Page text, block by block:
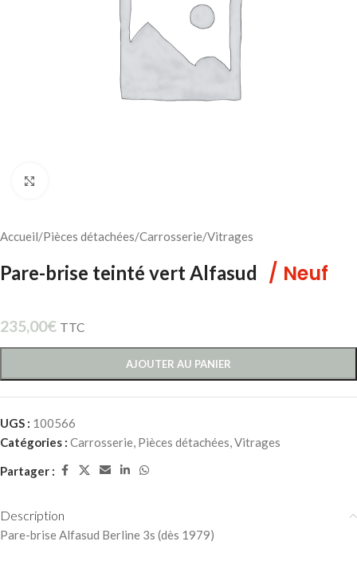
Accueil/Pièces détachées/Carrosserie/Vitrages
Pare-brise teinté vert Alfasud / Neuf
235,00€ TTC
AJOUTER AU PANIER
UGS : 100566
Catégories : Carrosserie, Pièces détachées,Vitrages
Partager :
Description
Pare-brise Alfasud Berline 3s (dès 1979)